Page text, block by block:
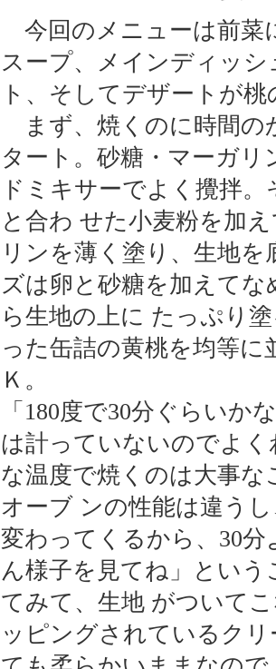
今回のメニューは前菜
スープ、メインディッ
ト、そしてデザートが
まず、焼くのに時間の
タート。砂糖・マーガ
ドミキサーでよく攪拌
と合わ せた小麦粉を加
リンを薄く塗り、生地
ズは卵と砂糖を加えて
ら生地の上に たっぷり
った缶詰の黄桃を均等
Ｋ。
「180度で30分ぐらいか
は計っていないのでよ
な温度で焼くのは大事
オーブ ンの性能は違う
変わってくるから、30
ん様子を見てね」とい
てみて、生地 がついて
ッピングされているク